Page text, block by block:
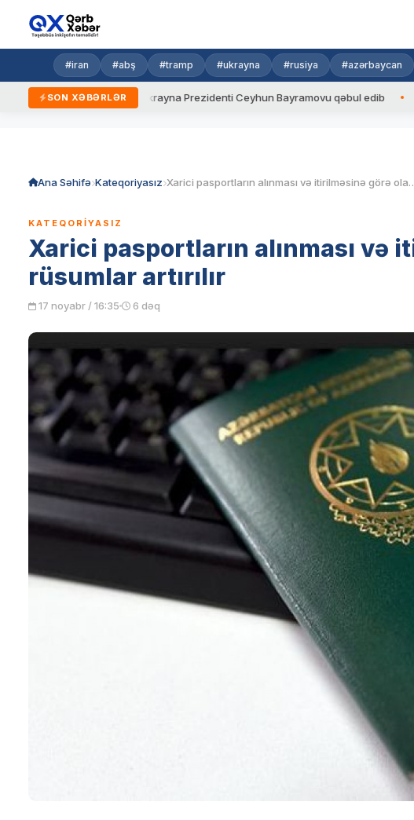
#iran #abş #tramp #ukrayna #rusiya #azərbaycan
SON XƏBƏRLƏR
Ukrayna Prezidenti Ceyhun Bayramovu qəbul edib Azərbaycan
Ana Səhifə Kateqoriyasız Xarici pasportların alınması
KATEQORIYASIZ
Xarici pasportların alınması və
rüsumlar artırılır
17 noyabr / 16:35 6 dəq